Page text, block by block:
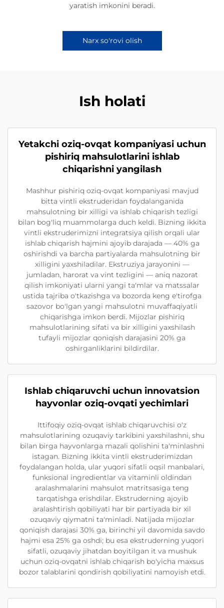
yaratish imkonini beradi.
Narx so'rovi olish
Ish holati
Yetakchi oziq-ovqat kompaniyasi uchun
pishiriq mahsulotlarini ishlab
chiqarishni yangilash
Mashhur pishiriq oziq-ovqat kompaniyasi mavjud
bitta vintli ekstruderidan foydalanganida
mahsulotning bir xilligi va ishlab chiqarish tezligi
bilan bog'liq muammolarga duch keldi. Bizning ikkita
vintli ekstruderimizni integratsiya qilish orqali ular
ishlab chiqarish hajmini ajoyib darajada — 40% ga
oshirishdi va barcha partiyalarda mahsulotning bir
xilligini yaxshiladilar. Ekstruziya jarayonini —
jumladan, harorat va vint tezligini — aniq nazorat
qilish imkoniyati ularni yangi ta'mlar va matssalar
ustida tajriba o'tkazishga va bozorda keng e'tirofga
sazovor bo'lgan yangi mahsulotni muvaffaqiyatli
chiqarishga imkon berdi. Mijozlar pishiriq
mahsulotlarining sifati va bir xilligini yaxshilash
tufayli mijozlar qoniqish darajasini 20% ga
oshirganliklarini bildirdilar.
Ishlab chiqaruvchi uchun innovatsion
hayvonlar oziq-ovqati yechimlari
Ittifoqiy oziq-ovqat ishlab chiqaruvchisi o'z
mahsulotlarining ozuqaviy tarkibini yaxshilashni, shu
bilan birga hayvonlarga mazali qolishini ta'minlashni
istagan. Bizning ikkita vintli ekstruderimizdan
foydalangan holda, ular yuqori sifatli oqsil manbalari,
funksional ingredientlar va vitaminli oldindan
aralashmalarini mahsulot matritsasiga teng
tarqatishga erishdilar. Ekstruderning ajoyib
aralashtirish qobiliyati har bir partiyada bir xil
ozuqaviy qiymatni ta'minladi. Natijada mijozlar
qoniqish darajasi 30% ga, birinchi yil davomida savdo
hajmi esa 25% ga oshdi; bu esa ekstruderning yuqori
sifatli, ozuqaviy jihatdan boyitilgan it va mushuk
uchun oziq-ovqatni ishlab chiqarish bo'yicha maxsus
bozor talablarini qondirish qobiliyatini namoyish etdi.